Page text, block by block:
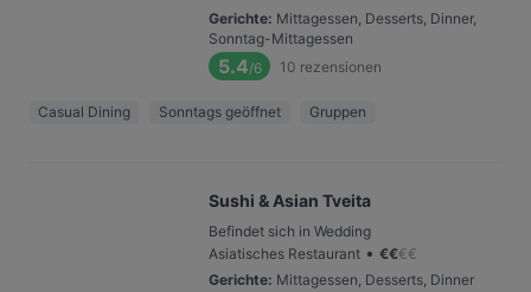
Gerichte: Mittagessen, Desserts, Dinner,
Sonntag-Mittagessen
5.4/6 10 rezensionen
Casual Dining Sonntags geöffnet Gruppen
Sushi & Asian Tveita
Befindet sich in Wedding
Asiatisches Restaurant • €€€€
Gerichte: Mittagessen, Desserts, Dinner